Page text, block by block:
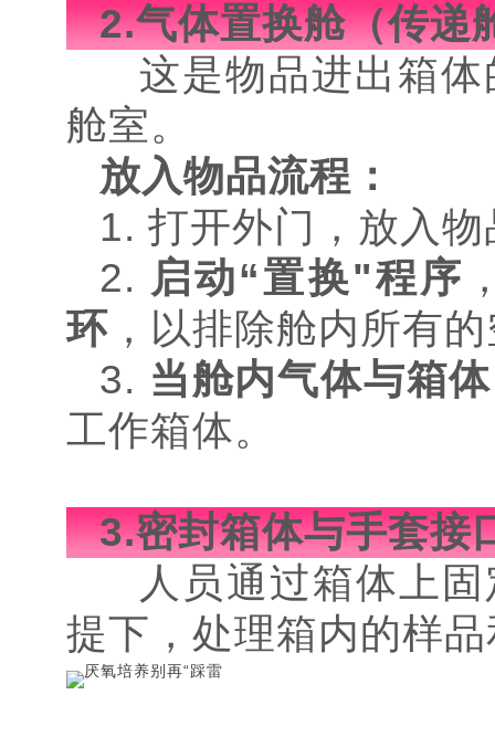
2.气体置换舱（传递
这是物品进出箱体
舱室。
放入物品流程：
1. 打开外门，放入
2. 启动“置换"程序
环 ，以排除舱内所有
3. 当舱内气体与箱
工作箱体。
3.密封箱体与手套接
人员通过箱体上固
提下，处理箱内的样